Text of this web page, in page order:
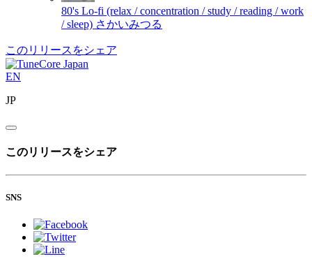
80's Lo-fi (relax / concentration / study / reading / work
/ sleep) さかいみつる
このリリースをシェア
EN
JP
このリリースをシェア
SNS